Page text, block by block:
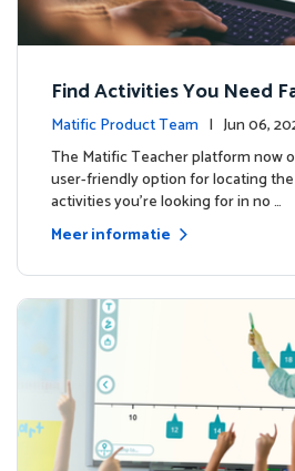
Find Activities You Need
Matific Product Team | Jun 06,
s
The Matific Teacher platform now
user-friendly option for locating
activities you're looking for in no …
Meer informatie